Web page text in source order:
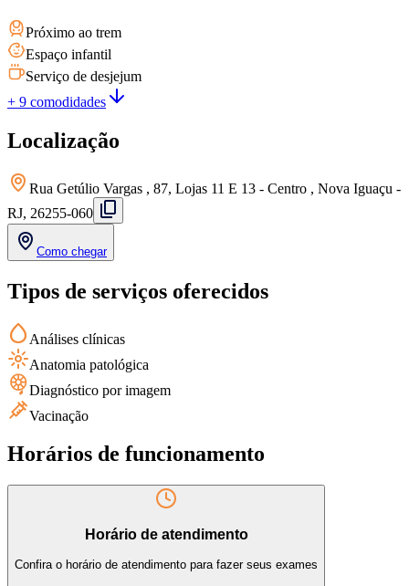
Próximo ao trem
Espaço infantil
Serviço de desjejum
+ 9 comodidades
Localização
Rua Getúlio Vargas , 87, Lojas 11 E 13 - Centro , Nova Iguaçu -
RJ, 26255-060
Como chegar
Tipos de serviços oferecidos
Análises clínicas
Anatomia patológica
Diagnóstico por imagem
Vacinação
Horários de funcionamento
Horário de atendimento
Confira o horário de atendimento para fazer seus exames